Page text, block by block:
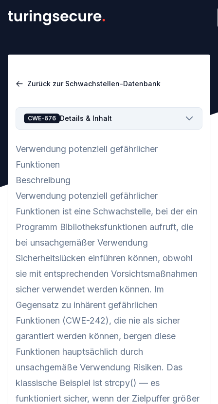
Zurück zur Schwachstellen-Datenbank
CWE-676 Details & Inhalt
Verwendung potenziell gefährlicher
Funktionen
Beschreibung
Verwendung potenziell gefährlicher
Funktionen ist eine Schwachstelle, bei der ein
Programm Bibliotheksfunktionen aufruft, die
bei unsachgemäßer Verwendung
Sicherheitslücken einführen können, obwohl
sie mit entsprechenden Vorsichtsmaßnahmen
sicher verwendet werden können. Im
Gegensatz zu inhärent gefährlichen
Funktionen (CWE-242), die nie als sicher
garantiert werden können, bergen diese
Funktionen hauptsächlich durch
unsachgemäße Verwendung Risiken. Das
klassische Beispiel ist strcpy() — es
funktioniert sicher, wenn der Zielpuffer größer